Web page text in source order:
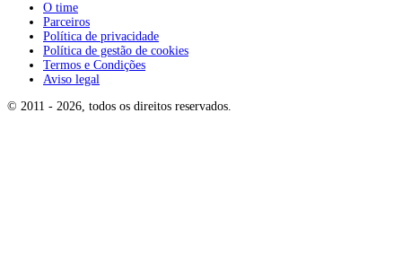
O time
Parceiros
Política de privacidade
Política de gestão de cookies
Termos e Condições
Aviso legal
© 2011 - 2026, todos os direitos reservados.